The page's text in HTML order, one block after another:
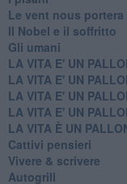
Le vent nous portera
Il Nobel e il soffritto
Gli umani
LA VITA E' UN
LA VITA E' UN
LA VITA E' UN
LA VITA E' UN
LA VITA È UN
Cattivi pensieri
Vivere & scrivere
Autogrill